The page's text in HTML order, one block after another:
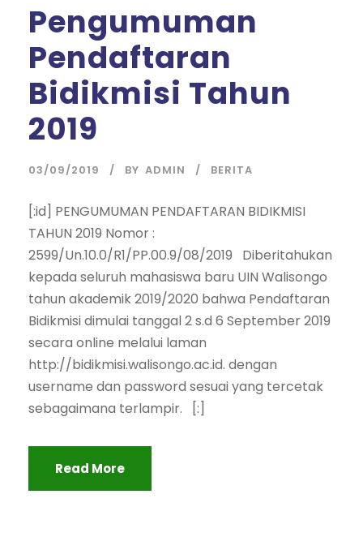
Pengumuman
Pendaftaran
Bidikmisi Tahun
2019
03/09/2019 BY ADMIN BERITA
[:id] PENGUMUMAN PENDAFTARAN BIDIKMISI
TAHUN 2019 Nomor :
2599/Un.10.0/R1/PP.00.9/08/2019 Diberitahukan
kepada seluruh mahasiswa baru UIN Walisongo
tahun akademik 2019/2020 bahwa Pendaftaran
Bidikmisi dimulai tanggal 2 s.d 6 September 2019
secara online melalui laman
http://bidikmisi.walisongo.ac.id. dengan
username dan password sesuai yang tercetak
sebagaimana terlampir. [:]
Read More